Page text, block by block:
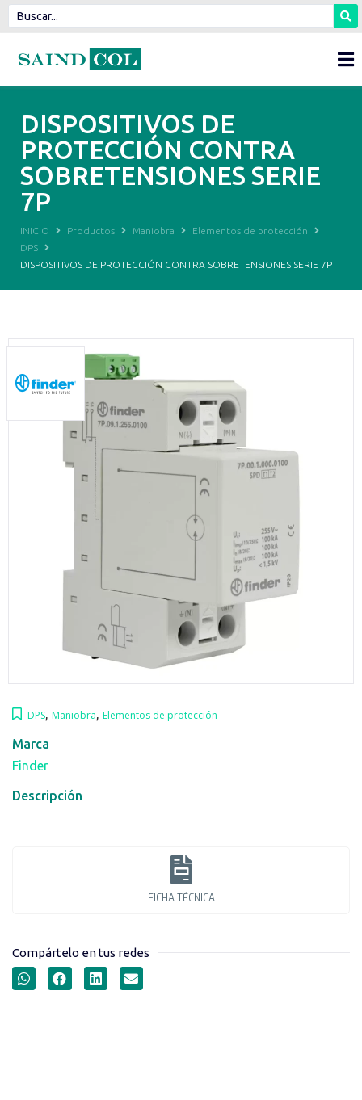
DISPOSITIVOS DE
PROTECCIÓN CONTRA
SOBRETENSIONES SERIE
7P
INICIO Productos Maniobra
Elementos de protección
DPS
DISPOSITIVOS DE PROTECCIÓN CONTRA SOBRETENSIONES SERIE 7P
DPS, Maniobra, Elementos de protección
Marca
Finder
Descripción
FICHA TÉCNICA
Compártelo en tus redes